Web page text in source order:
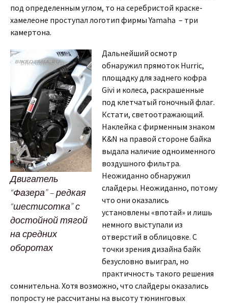
под определенным углом, то на серебристой краске-
хамелеоне проступал логотип фирмы Yamaha – три
камертона.
Двигатель
“Фазера” – редкая
“шестисотка” с
достойной тягой
на средних
оборотах
Дальнейший осмотр
обнаружил прямоток Hurric,
площадку для заднего кофра
Givi и колеса, раскрашенные
под клетчатый гоночный флаг.
Кстати, светоотражающий.
Наклейка с фирменным знаком
K&N на правой стороне байка
выдала наличие одноименного
воздушного фильтра.
Неожиданно обнаружил
слайдеры. Неожиданно, потому
что они оказались
установлены «впотай» и лишь
немного выступали из
отверстий в облицовке. С
точки зрения дизайна байк
безусловно выиграл, но
практичность такого решения
сомнительна. Хотя возможно, что слайдеры оказались
попросту не рассчитаны на высоту тюнинговых